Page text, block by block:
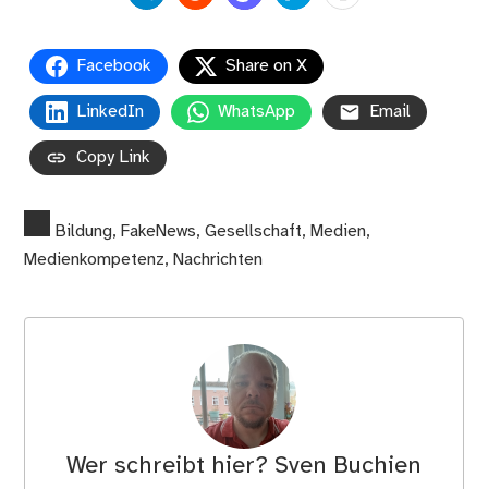
Facebook Share on X
LinkedIn WhatsApp Email
Copy Link
Bildung, FakeNews,Gesellschaft, Medien,
Medienkompetenz, Nachrichten
Wer schreibt hier? Sven Buchien